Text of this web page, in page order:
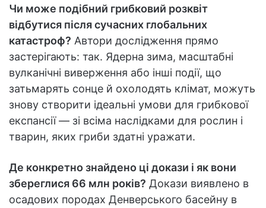
Чи може подібний грибковий розквіт
відбутися після сучасних глобальних
катастроф? Автори дослідження прямо
застерігають: так. Ядерна зима, масштабні
вулканічні виверження або інші події, що
затьмарять сонце й охолодять клімат, можуть
знову створити ідеальні умови для грибкової
експансії — зі всіма наслідками для рослин і
тварин, яких гриби здатні уражати.
Де конкретно знайдено ці докази і як вони
збереглися 66 млн років? Докази виявлено в
осадових породах Денверського басейну в